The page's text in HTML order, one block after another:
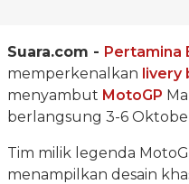
Suara.com - Pertamina
memperkenalkan livery
menyambut MotoGP
berlangsung 3-6
Tim milik legenda
menampilkan desain